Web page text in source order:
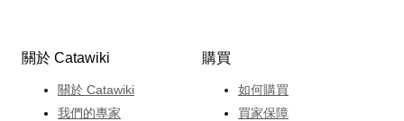
關於 Catawiki
關於 Catawiki
我們的專家
購買
如何購買
買家保障